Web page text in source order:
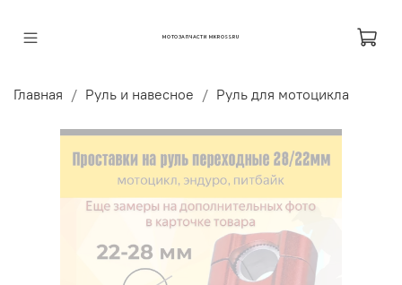
МОТОЗАПЧАСТИ MKROSS.RU
Главная Руль и навесное Руль для мотоцикла